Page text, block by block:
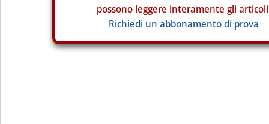
possono leggere interamente gli
Richiedi un abbonamento di prova